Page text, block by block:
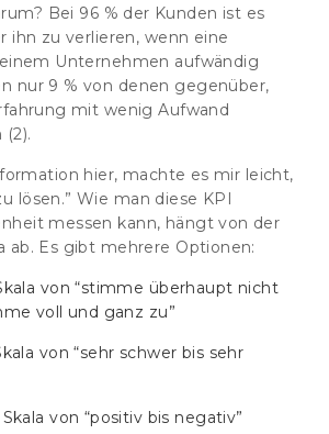
Bei 96 % der Kunden ist es
ihn zu verlieren, wenn eine
Unternehmen aufwändig
nur 9 % von denen gegenüber,
mit wenig Aufwand
(2).
hier, machte es mir leicht,
lösen.” Wie man diese KPI
messen kann, hängt von der
ab. Es gibt mehrere Optionen:
von “stimme überhaupt nicht
voll und ganz zu”
von “sehr schwer bis sehr
von “positiv bis negativ”